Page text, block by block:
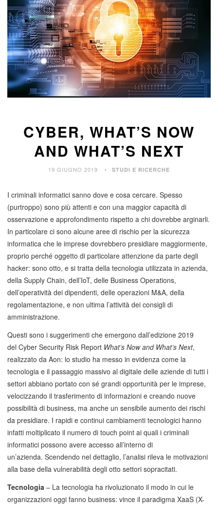
CYBER, WHAT’S NOW
AND WHAT’S NEXT
19 GIUGNO 2019 STUDI E RICERCHE
I criminali informatici sanno dove e cosa cercare. Spesso
(purtroppo) sono più attenti e con una maggior capacità di
osservazione e approfondimento rispetto a chi dovrebbe arginarli.
In particolare ci sono alcune aree di rischio per la sicurezza
informatica che le imprese dovrebbero presidiare maggiormente,
proprio perché oggetto di particolare attenzione da parte degli
hacker: sono otto, e si tratta della tecnologia utilizzata in azienda,
della Supply Chain, dell’IoT, delle Business Operations,
dell’operatività dei dipendenti, delle operazioni M&A, della
regolamentazione, e non ultima l’attività dei consigli di
amministrazione.
Questi sono i suggerimenti che emergono dall’edizione 2019
del Cyber Security Risk Report What’s Now and What’s Next,
realizzato da Aon: lo studio ha messo in evidenza come la
tecnologia e il passaggio massivo al digitale delle aziende di tutti i
settori abbiano portato con sé grandi opportunità per le imprese,
velocizzando il trasferimento di informazioni e creando nuove
possibilità di business, ma anche un sensibile aumento dei rischi
da presidiare. I rapidi e continui cambiamenti tecnologici hanno
infatti moltiplicato il numero di touch point ai quali i criminali
informatici possono avere accesso all’interno di
un’azienda. Scendendo nel dettaglio, l’analisi rileva le motivazioni
alla base della vulnerabilità degli otto settori sopracitati.
Tecnologia – La tecnologia ha rivoluzionato il modo in cui le
organizzazioni oggi fanno business: vince il paradigma XaaS (X-